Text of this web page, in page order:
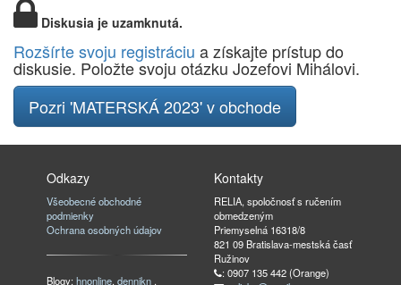
Diskusia je uzamknutá.
Rozšírte svoju registráciu a získajte prístup do
diskusie. Položte svoju otázku Jozefovi Mihálovi.
Pozri 'MATERSKÁ 2023' v obchode
Odkazy
Všeobecné obchodné
podmienky
Ochrana osobných údajov
Blogy:hnonline,dennikn ,
Kontakty
RELIA, spoločnosť s ručením
obmedzeným
Priemyselná 16318/8
821 09 Bratislava-mestská časť
Ružinov
: 0907 135 442 (Orange)